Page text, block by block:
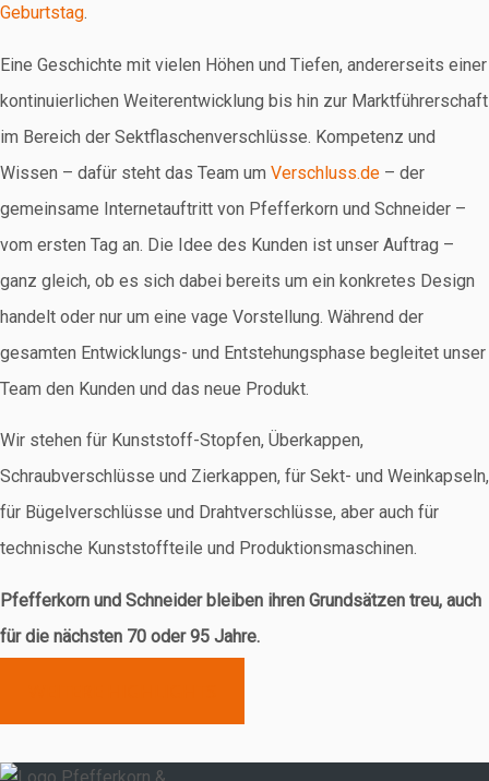
Geburtstag.
Eine Geschichte mit vielen Höhen und Tiefen, andererseits einer
kontinuierlichen Weiterentwicklung bis hin zur Marktführerschaft
im Bereich der Sektflaschenverschlüsse. Kompetenz und
Wissen – dafür steht das Team um Verschluss.de – der
gemeinsame Internetauftritt von Pfefferkorn und Schneider –
vom ersten Tag an. Die Idee des Kunden ist unser Auftrag –
ganz gleich, ob es sich dabei bereits um ein konkretes Design
handelt oder nur um eine vage Vorstellung. Während der
gesamten Entwicklungs- und Entstehungsphase begleitet unser
Team den Kunden und das neue Produkt.
Wir stehen für Kunststoff-Stopfen, Überkappen,
Schraubverschlüsse und Zierkappen, für Sekt- und Weinkapseln,
für Bügelverschlüsse und Drahtverschlüsse, aber auch für
technische Kunststoffteile und Produktionsmaschinen.
Pfefferkorn und Schneider bleiben ihren Grundsätzen treu, auch
für die nächsten 70 oder 95 Jahre.